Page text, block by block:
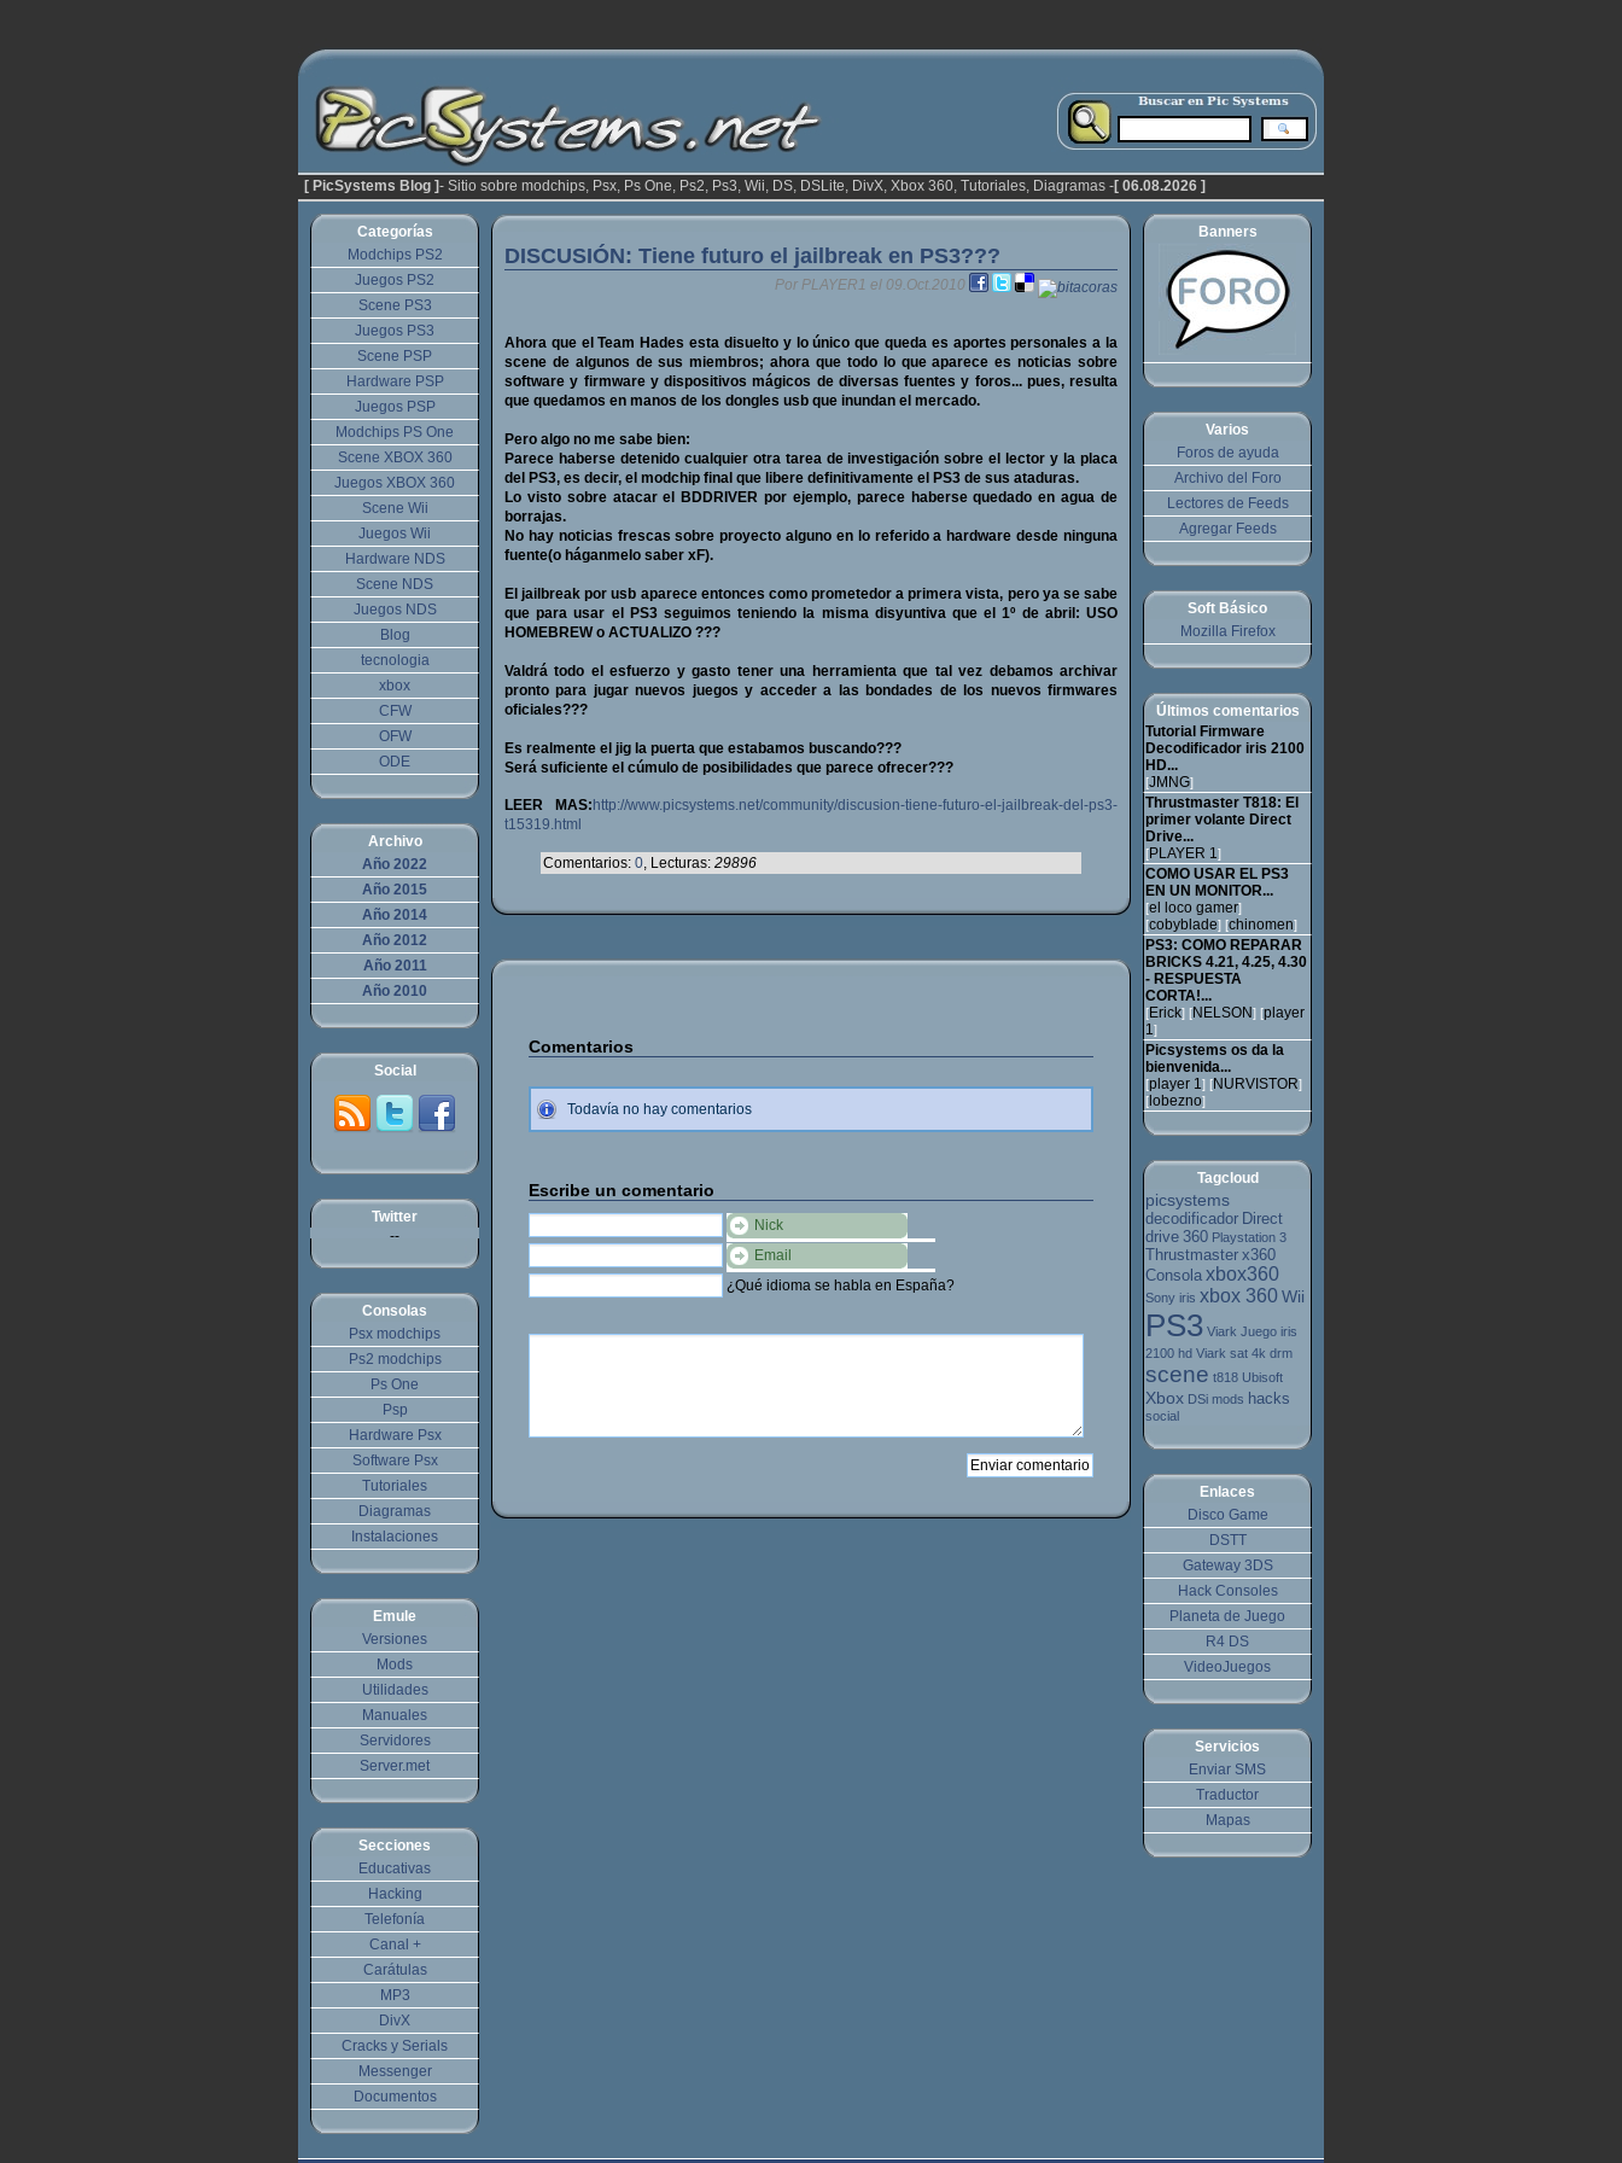
[ PicSystems Blog ]- Sitio sobre modchips, Psx, Ps One, Ps2, Ps3, Wii, DS, DSLite, DivX, Xbox 360, Tutoriales, Diagramas -[ 06.08.2026 ]
DISCUSIÓN: Tiene futuro el jailbreak en PS3???
Por PLAYER1 el 09.Oct.2010
Ahora que el Team Hades esta disuelto y lo único que queda es aportes personales a la
scene de algunos de sus miembros; ahora que todo lo que aparece es noticias sobre
software y firmware y dispositivos mágicos de diversas fuentes y foros... pues, resulta
que quedamos en manos de los dongles usb que inundan el mercado.
Pero algo no me sabe bien:
Parece haberse detenido cualquier otra tarea de investigación sobre el lector y la placa
del PS3, es decir, el modchip final que libere definitivamente el PS3 de sus ataduras.
Lo visto sobre atacar el BDDRIVER por ejemplo, parece haberse quedado en agua de
borrajas.
No hay noticias frescas sobre proyecto alguno en lo referido a hardware desde ninguna
fuente(o háganmelo saber xF).
El jailbreak por usb aparece entonces como prometedor a primera vista, pero ya se sabe
que para usar el PS3 seguimos teniendo la misma disyuntiva que el 1º de abril: USO
HOMEBREW o ACTUALIZO ???
Valdrá todo el esfuerzo y gasto tener una herramienta que tal vez debamos archivar
pronto para jugar nuevos juegos y acceder a las bondades de los nuevos firmwares
oficiales???
Es realmente el jig la puerta que estabamos buscando???
Será suficiente el cúmulo de posibilidades que parece ofrecer???
LEER MAS: http://www.picsystems.net/community/discusion-tiene-futuro-el-jailbreak-del-ps3-
t15319.html
Comentarios: 0, Lecturas: 29896
Comentarios
Todavía no hay comentarios
Escribe un comentario
Nick
Email
¿Qué idioma se habla en España?
Banners
Varios
Foros de ayuda
Archivo del Foro
Lectores de Feeds
Agregar Feeds
Soft Básico
Mozilla Firefox
Últimos comentarios
Tutorial Firmware
Decodificador iris 2100
HD...
[JMNG]
Thrustmaster T818: El
primer volante Direct
Drive...
[PLAYER 1]
COMO USAR EL PS3
EN UN MONITOR...
[el loco gamer]
[cobyblade] [chinomen]
PS3: COMO REPARAR
BRICKS 4.21, 4.25, 4.30
- RESPUESTA
CORTA!...
[Erick] [NELSON] [player
1]
Picsystems os da la
bienvenida...
[player 1] [NURVISTOR]
[ lobezno]
Tagcloud
picsystems
decodificador Direct
drive 360 Playstation 3
Thrustmaster x360
Consola xbox360
Sony iris xbox 360Wii
PS3 Viark Juego iris
2100 hd Viark sat 4k drm
scene t818 Ubisoft
Xbox DSi mods hacks
social
Enlaces
Disco Game
DSTT
Gateway 3DS
Hack Consoles
Planeta de Juego
R4 DS
VideoJuegos
Servicios
Enviar SMS
Traductor
Mapas
Categorías
Modchips PS2
Juegos PS2
Scene PS3
Juegos PS3
Scene PSP
Hardware PSP
Juegos PSP
Modchips PS One
Scene XBOX 360
Juegos XBOX 360
Scene Wii
Juegos Wii
Hardware NDS
Scene NDS
Juegos NDS
Blog
tecnologia
xbox
CFW
OFW
ODE
Archivo
Año 2022
Año 2015
Año 2014
Año 2012
Año 2011
Año 2010
Social
Twitter
--
Consolas
Psx modchips
Ps2 modchips
Ps One
Psp
Hardware Psx
Software Psx
Tutoriales
Diagramas
Instalaciones
Emule
Versiones
Mods
Utilidades
Manuales
Servidores
Server.met
Secciones
Educativas
Hacking
Telefonía
Canal +
Carátulas
MP3
DivX
Cracks y Serials
Messenger
Documentos